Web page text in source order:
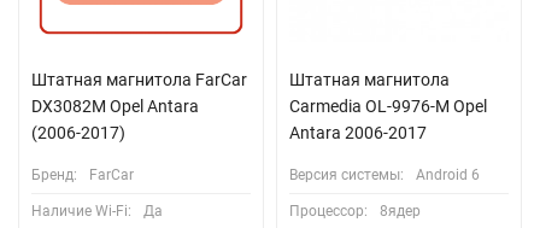
Штатная магнитола FarCar
DX3082M Opel Antara
(2006-2017)
Бренд: FarCar
Наличие Wi-Fi: Да
Штатная магнитола
Carmedia OL-9976-M Opel
Antara 2006-2017
Версия системы: Android 6
Процессор: 8ядер